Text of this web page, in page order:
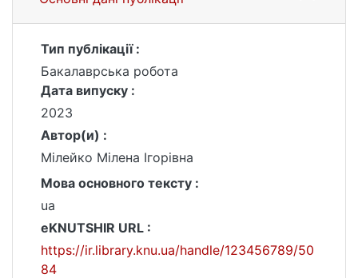
Тип публікації :
Бакалаврська робота
Дата випуску :
2023
Автор(и) :
Мілейко Мілена Ігорівна
Мова основного тексту :
ua
eKNUTSHIR URL :
https://ir.library.knu.ua/handle/123456789/50
84